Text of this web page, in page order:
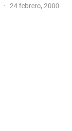
24 febrero, 2000